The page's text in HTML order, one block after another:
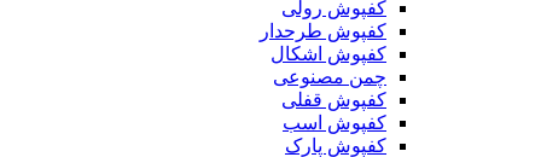
کفپوش رولی
کفپوش طرحدار
کفپوش اشکال
چمن مصنوعی
کفپوش قفلی
کفپوش اسب
کفپوش پارک